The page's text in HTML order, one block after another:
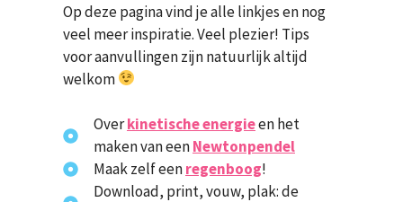
Op deze pagina vind je alle linkjes en nog
veel meer inspiratie. Veel plezier! Tips
voor aanvullingen zijn natuurlijk altijd
welkom
Overkinetische energieen het
maken van eenNewtonpendel
Maak zelf eenregenboog!
Download, print, vouw, plak: de